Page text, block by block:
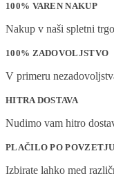
100% VAREN NAKUP
Nakup v naši spletni
100% ZADOVOLJSTVO
V primeru
HITRA DOSTAVA
Nudimo vam hitro
PLAČILO PO POVZETJU
Izbirate lahko med